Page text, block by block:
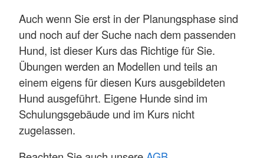
Auch wenn Sie erst in der Planungsphase sind
und noch auf der Suche nach dem passenden
Hund, ist dieser Kurs das Richtige für Sie.
Übungen werden an Modellen und teils an
einem eigens für diesen Kurs ausgebildeten
Hund ausgeführt. Eigene Hunde sind im
Schulungsgebäude und im Kurs nicht
zugelassen.